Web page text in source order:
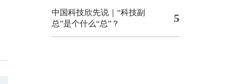
中国科技欣先说｜“科技副
总”是个什么“总”？
5